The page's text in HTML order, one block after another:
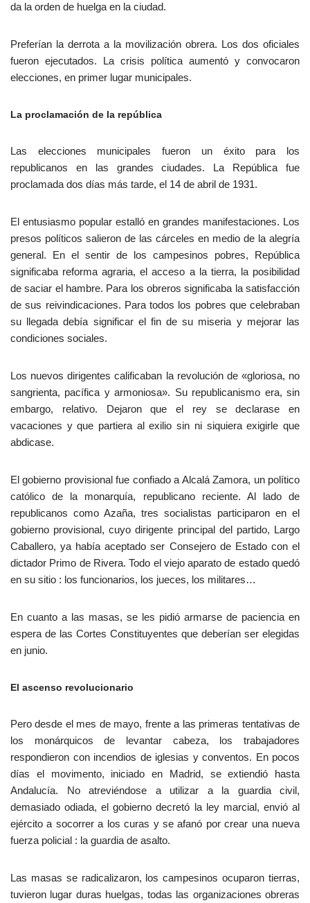
da la orden de huelga en la ciudad.
Preferían la derrota a la movilización obrera. Los dos oficiales
fueron ejecutados. La crisis política aumentó y convocaron
elecciones, en primer lugar municipales.
La proclamación de la república
Las elecciones municipales fueron un éxito para los
republicanos en las grandes ciudades. La República fue
proclamada dos días más tarde, el 14 de abril de 1931.
El entusiasmo popular estalló en grandes manifestaciones. Los
presos políticos salieron de las cárceles en medio de la alegría
general. En el sentir de los campesinos pobres, República
significaba reforma agraria, el acceso a la tierra, la posibilidad
de saciar el hambre. Para los obreros significaba la satisfacción
de sus reivindicaciones. Para todos los pobres que celebraban
su llegada debía significar el fin de su miseria y mejorar las
condiciones sociales.
Los nuevos dirigentes calificaban la revolución de «gloriosa, no
sangrienta, pacífica y armoniosa». Su republicanismo era, sin
embargo, relativo. Dejaron que el rey se declarase en
vacaciones y que partiera al exilio sin ni siquiera exigirle que
abdicase.
El gobierno provisional fue confiado a Alcalá Zamora, un político
católico de la monarquía, republicano reciente. Al lado de
republicanos como Azaña, tres socialistas participaron en el
gobierno provisional, cuyo dirigente principal del partido, Largo
Caballero, ya había aceptado ser Consejero de Estado con el
dictador Primo de Rivera. Todo el viejo aparato de estado quedó
en su sitio : los funcionarios, los jueces, los militares…
En cuanto a las masas, se les pidió armarse de paciencia en
espera de las Cortes Constituyentes que deberían ser elegidas
en junio.
El ascenso revolucionario
Pero desde el mes de mayo, frente a las primeras tentativas de
los monárquicos de levantar cabeza, los trabajadores
respondieron con incendios de iglesias y conventos. En pocos
días el movimento, iniciado en Madrid, se extiendió hasta
Andalucía. No atreviéndose a utilizar a la guardia civil,
demasiado odiada, el gobierno decretó la ley marcial, envió al
ejército a socorrer a los curas y se afanó por crear una nueva
fuerza policial : la guardia de asalto.
Las masas se radicalizaron, los campesinos ocuparon tierras,
tuvieron lugar duras huelgas, todas las organizaciones obreras